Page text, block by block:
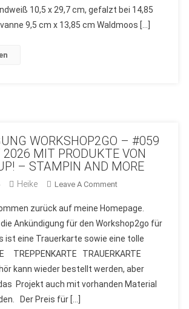
MIT
DEM
STAMPIN
AND
MORE
10,5 x 29,7 cm, gefalzt bei 14,85
9,5 cm x 13,85 cm Waldmoos […]
WORKSHOP2GO – #059
MIT PRODUKTE VON
– STAMPIN AND MORE
Heike Leave A CommentOn
WORKSHOP2GO
–
#059
–
AUGUST
2026
zurück auf meine Homepage.
Ankündigung für den Workshop2go für
ist eine Trauerkarte sowie eine tolle
TREPPENKARTE TRAUERKARTE
kann wieder bestellt werden, aber
Projekt auch mit vorhanden Material
Der Preis für […]